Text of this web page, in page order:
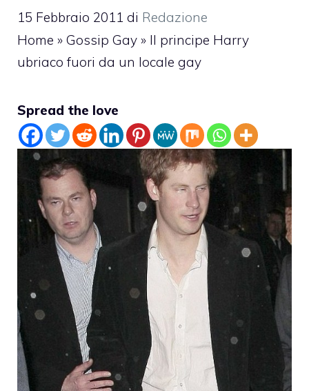
15 Febbraio 2011 di Redazione
Home » Gossip Gay » Il principe Harry
ubriaco fuori da un locale gay
Spread the love